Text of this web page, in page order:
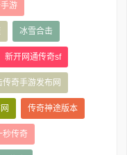
游
冰雪合击
新开网通传奇sf
传奇手游发布网
传奇神途版本
秒传奇